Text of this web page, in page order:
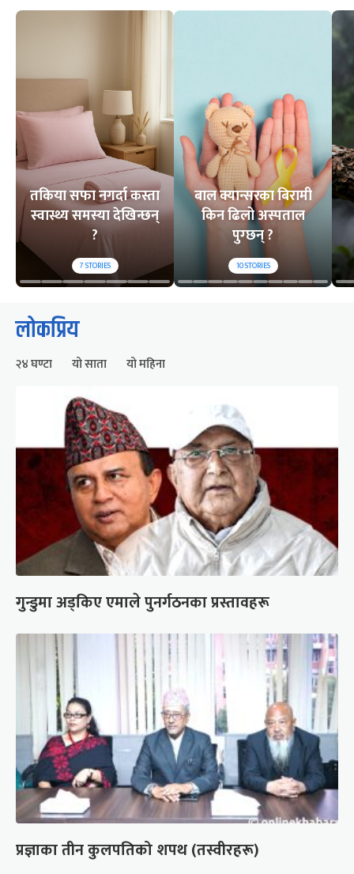
तकिया सफा नगर्दा कस्ता
स्वास्थ्य समस्या देखिन्छन्
?
7STORIES
बाल क्यान्सरका बिरामी
किन ढिलो अस्पताल
पुग्छन् ?
10STORIES
लोकप्रिय
२४ घण्टा यो साता यो महिना
गुन्डुमा अड्किए एमाले पुनर्गठनका प्रस्तावहरू
प्रज्ञाका तीन कुलपतिको शपथ (तस्वीरहरू)